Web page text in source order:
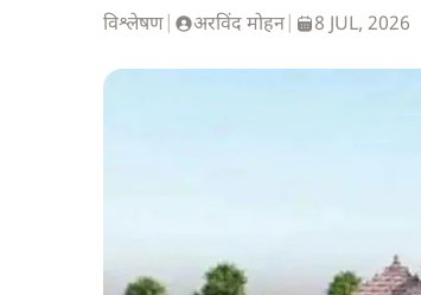
विश्लेषण| अरविंद मोहन| 8 JUL, 2026